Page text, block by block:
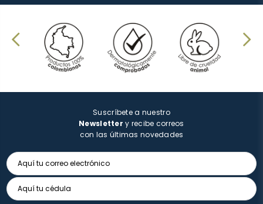
Suscríbete a nuestro
Newsletter y recibe correos
con las últimas novedades